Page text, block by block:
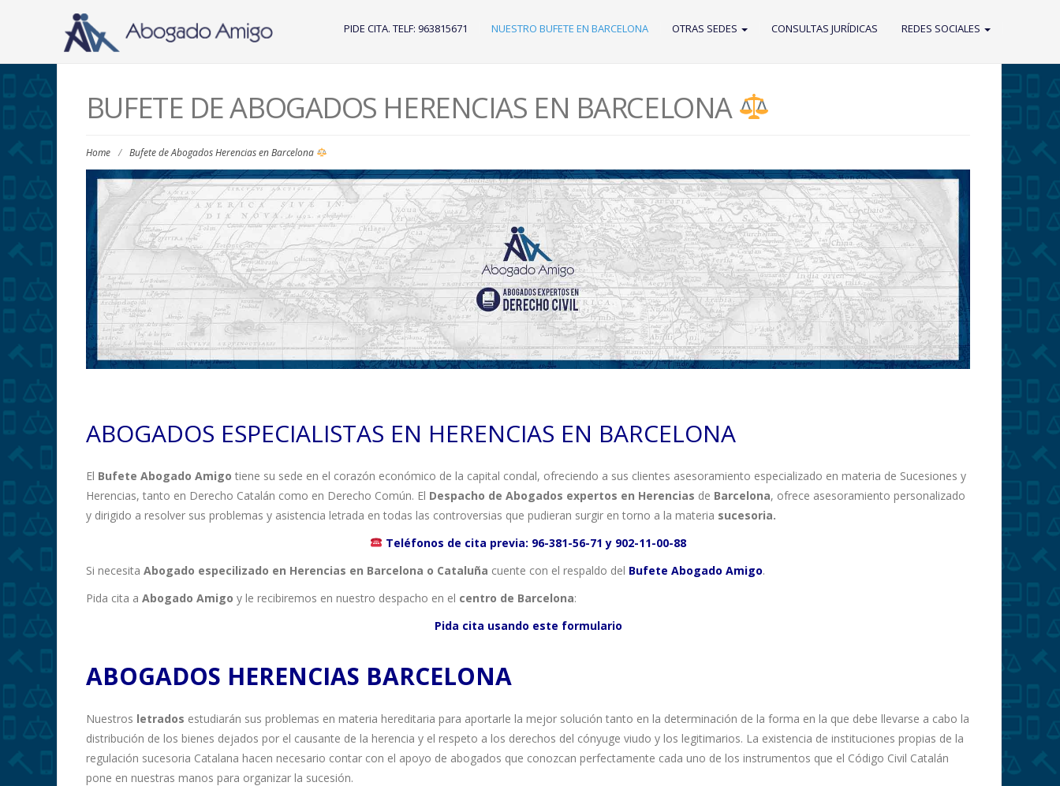
PIDE CITA. TELF: 963815671 NUESTRO BUFETE EN BARCELONA OTRAS SEDES CONSULTAS JURÍDICAS REDES SOCIALES
BUFETE DE ABOGADOS HERENCIAS EN BARCELONA
Home / Bufete de Abogados Herencias en Barcelona
ABOGADOS ESPECIALISTAS EN HERENCIAS EN BARCELONA
El Bufete Abogado Amigo tiene su sede en el corazón económico de la capital condal, ofreciendo a sus clientes asesoramiento especializado en materia de Sucesiones y
Herencias, tanto en Derecho Catalán como en Derecho Común. El Despacho de Abogados expertos en Herencias de Barcelona, ofrece asesoramiento personalizado
y dirigido a resolver sus problemas y asistencia letrada en todas las controversias que pudieran surgir en torno a la materia sucesoria.
Teléfonos de cita previa: 96-381-56-71 y 902-11-00-88
Si necesita Abogado especilizado en Herencias en Barcelona o Cataluña cuente con el respaldo del Bufete Abogado Amigo.
Pida cita a Abogado Amigo y le recibiremos en nuestro despacho en el centro de Barcelona:
Pida cita usando este formulario
ABOGADOS HERENCIAS BARCELONA
Nuestros letrados estudiarán sus problemas en materia hereditaria para aportarle la mejor solución tanto en la determinación de la forma en la que debe llevarse a cabo la
distribución de los bienes dejados por el causante de la herencia y el respeto a los derechos del cónyuge viudo y los legitimarios. La existencia de instituciones propias de la
regulación sucesoria Catalana hacen necesario contar con el apoyo de abogados que conozcan perfectamente cada uno de los instrumentos que el Código Civil Catalán
pone en nuestras manos para organizar la sucesión.